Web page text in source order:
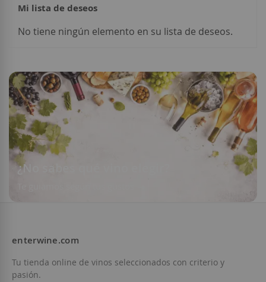
Mi lista de deseos
No tiene ningún elemento en su lista de deseos.
¿No sabes qué vino elegir?
enterwine.com
Tu tienda online de vinos seleccionados con criterio y
pasión.